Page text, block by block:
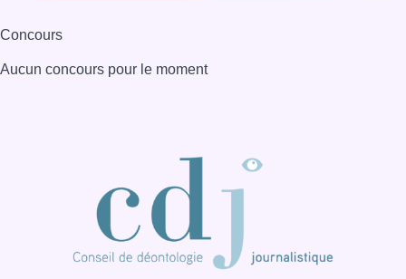
Concours
Aucun concours pour le moment